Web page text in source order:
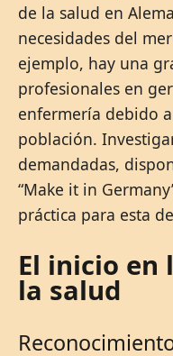
de la salud en
necesidades del
ejemplo, hay una
profesionales en
enfermería debido
población.
demandadas,
“Make it in
práctica para esta
El inicio en
la salud